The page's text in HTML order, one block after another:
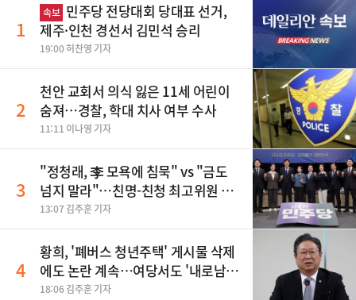
1
속보 민주당 전당대회 당대표 선거,
제주·인천 경선서 김민석 승리
19:00 허찬영 기자
2
천안 교회서 의식 잃은 11세 어린이
숨져…경찰, 학대 치사 여부 수사
11:11 이나영 기자
3
"정청래, 李 모욕에 침묵" vs "금도
넘지 말라"…친명-친청 최고위원 후
보, 제주서 격돌
13:07 김주훈 기자
4
황희, '폐버스 청년주택' 게시물 삭제
에도 논란 계속…여당서도 '내로남
불' 비판
18:06 김주훈 기자